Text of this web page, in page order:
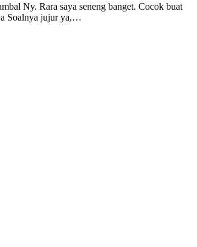
Ny. Rara saya seneng banget. Cocok buat
Soalnya jujur ya,…